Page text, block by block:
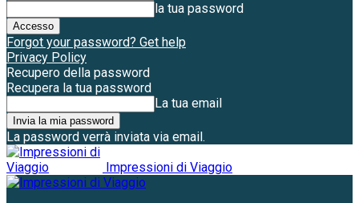
la tua password
Forgot your password? Get help
Privacy Policy
Recupero della password
Recupera la tua password
La tua email
La password verrà inviata via email.
Impressioni di Viaggio